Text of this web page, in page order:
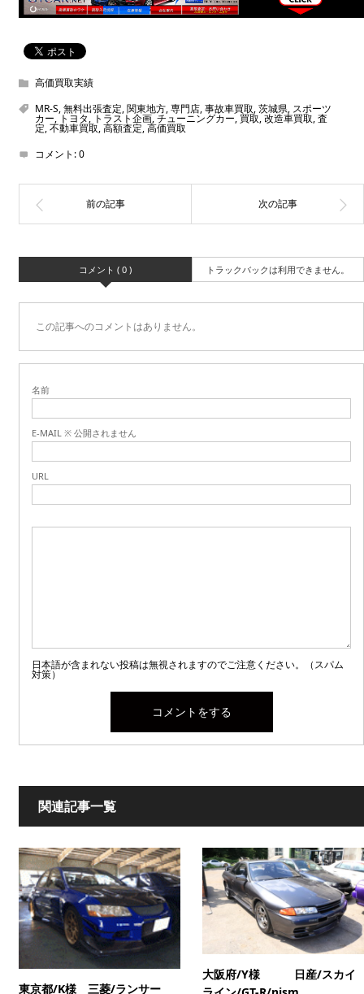
高価買取実績
MR-S,無料出張査定,関東地方,専門店,事故車買取,茨城県, スポーツ
カー,トヨタ, トラスト企画,チューニングカー, 買取,改造車買取,査
定,不動車買取,高額査定,高価買取
コメント:0
コメント ( 0 ) トラックバックは利用できません。
この記事へのコメントはありません。
名前
E-MAIL ※ 公開されません
URL
日本語が含まれない投稿は無視されますのでご注意ください。（スパム
対策）
関連記事一覧
東京都/K様 三菱/ランサー
大阪府/Y様 日産/スカイ